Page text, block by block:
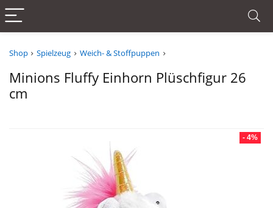
Shop Spielzeug Weich- & Stoffpuppen
Minions Fluffy Einhorn Plüschfigur 26
cm
- 4%